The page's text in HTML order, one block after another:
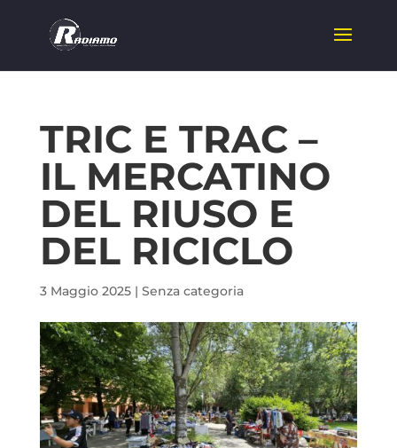
TRIC E TRAC –
IL MERCATINO
DEL RIUSO E
DEL RICICLO
3 Maggio 2025| Senza categoria